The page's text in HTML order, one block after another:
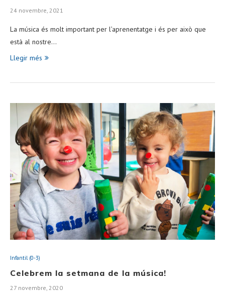
24 novembre, 2021
La música és molt important per l’aprenentatge i és per això que
està al nostre…
Llegir més
Infantil (0-3)
Celebrem la setmana de la música!
27 novembre, 2020